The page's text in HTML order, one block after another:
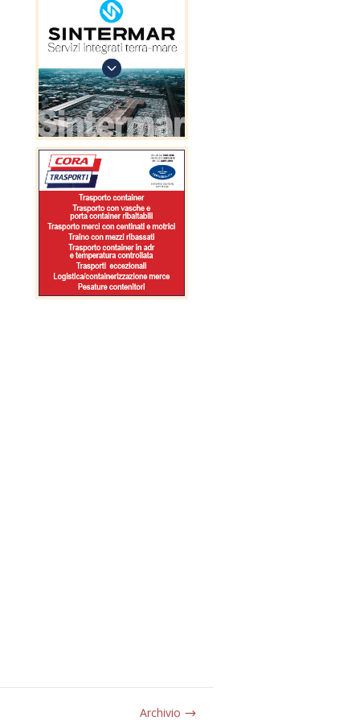
Archivio